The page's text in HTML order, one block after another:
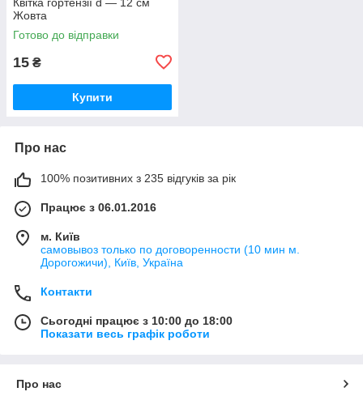
Жовта
Готово до відправки
15 ₴
Купити
Про нас
100% позитивних з 235 відгуків за рік
Працює з 06.01.2016
м. Київ
самовывоз только по договоренности (10 мин м.
Дорогожичи), Київ, Україна
Контакти
Сьогодні працює з 10:00 до 18:00
Показати весь графік роботи
Про нас